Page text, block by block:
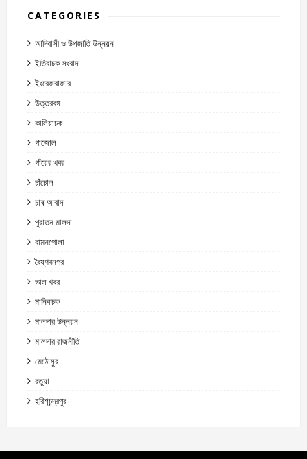
CATEGORIES
আদিবাসী ও উপজাতি উন্নয়ন
ইতিবাচক সংবাদ
ইংরেজবাজার
উত্তরবঙ্গ
কালিয়াচক
গাজোল
গাঁয়ের খবর
চাঁচোল
চাষ আবাদ
পুরাতন মালদা
বামনগোলা
বৈষ্ণবনগর
ভাল খবর
মানিকচক
মালদার উন্নয়ন
মালদার রাজনীতি
মেঠোসুর
রতুয়া
হরিশচন্দ্রপুর